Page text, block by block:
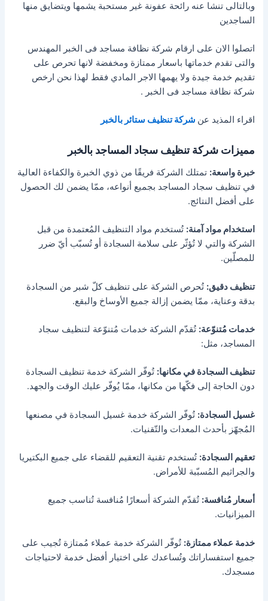
وبالتالى تنشا عنه رائحة عفونة غير مستحبة يشمها ويتضايق منها
الساجدين
اتصلوا الان على ارقام شركة نظافة مساجد فى الخبر المهندس
والتى تقدم خدماتها باسعار ممتازة ومخفضة لانها تحرص على
تقديم خدمة جيدة ولا يهمها الاجر المادي فقط لهذا نحن ارخص
شركة نظافة مساجد فى الخبر .
اقراء المذيد عن شركة تنظيف ستائر بالخبر
مميزات شركة تنظيف سجاد المساجد بالخبر
خبرة واسعة: تمتلك الشركة فريقًا من ذوي الخبرة والكفاءة العالية
في تنظيف سجاد المساجد بجميع أنواعه، ممّا يضمن لك الحصول
على أفضل النتائج.
استخدام مواد آمنة: تُستخدم مواد التنظيف المُعتمدة من قبل
الشركة والتي لا تُؤثّر على سلامة السجادة أو تُسبّب أيّ ضرر
للمصلّين.
تنظيف دقيق: تُحرص الشركة على تنظيف كلّ شبر من السجادة
بدقة وعناية، ممّا يضمن إزالة جميع الأوساخ والبقع.
خدمات مُتنوّعة: تُقدّم الشركة خدمات مُتنوّعة لتنظيف سجاد
المساجد، مثل:
تنظيف السجادة في مكانها: تُوفّر الشركة خدمة تنظيف السجادة
دون الحاجة إلى فكّها من مكانها، ممّا يُوفّر عليك الوقت والجهد.
غسيل السجادة: تُوفّر الشركة خدمة غسيل السجادة في مصنعها
المُجهّز بأحدث المعدات والتّقنيات.
تعقيم السجادة: تُستخدم تقنية التعقيم للقضاء على جميع البكتيريا
والجراثيم المُسبّبة للأمراض.
أسعار مُنافسة: تُقدّم الشركة أسعارًا مُنافسة تُناسب جميع
الميزانيات.
خدمة عملاء ممتازة: تُوفّر الشركة خدمة عملاء مُمتازة تُجيب على
جميع استفساراتك وتُساعدك على اختيار أفضل خدمة لاحتياجات
مسجدك.